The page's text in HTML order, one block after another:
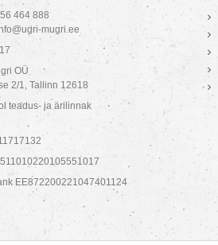
464 888
mugri.ee
OÜ
2/1, Tallinn 12618
teadus- ja ärilinnak
EE872200221047401124